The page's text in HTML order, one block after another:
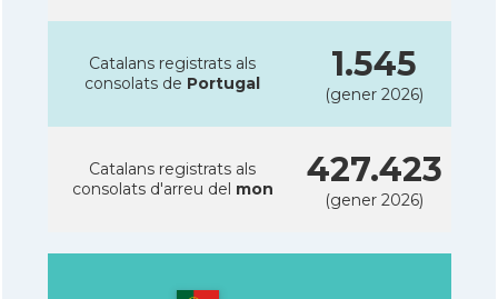
Catalans registrats als
consolats de Portugal 1.545
(gener 2026)
Catalans registrats als
consolats d'arreu del mon 427.423
(gener 2026)